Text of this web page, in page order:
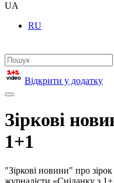
UA
RU
Відкрити у додатку
Зіркові
1+1
"Зіркові новини" про
журналісти «Сніданку з